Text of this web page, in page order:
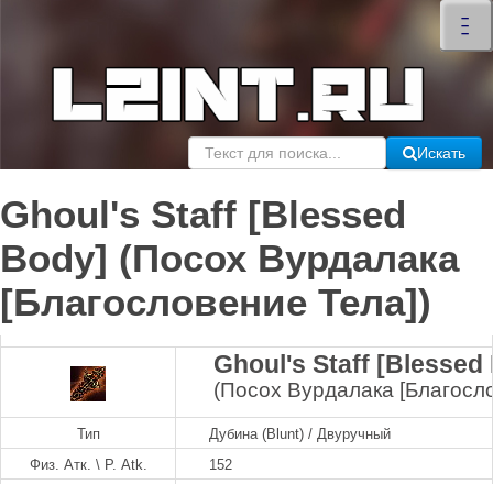
–
–
–
×
Искать
Ghoul's Staff [Blessed
Body] (Посох Вурдалака
[Благословение Тела])
Ghoul's Staff [Blessed
(Посох Вурдалака
Тип
Дубина (Blunt) / Двуручный
Физ. Атк. \ P. Atk.
152